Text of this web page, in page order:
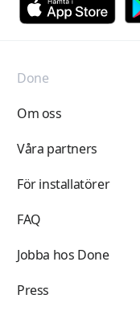
Done
Om oss
Våra partners
För installatörer
FAQ
Jobba hos Done
Press